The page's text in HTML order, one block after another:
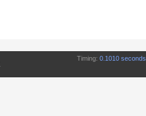
Timing: 0.1010 seconds